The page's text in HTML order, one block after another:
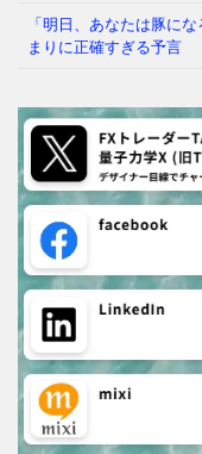
「明日、あなたは豚に
まりに正確すぎる予言